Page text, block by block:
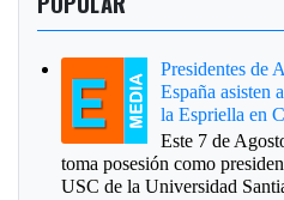
Presidentes de
España asisten
la Espriella en
Este 7 de
toma posesión como
USC de la Universidad